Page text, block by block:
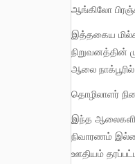
ஆங்கிலோ
இத்தகைய மில்கள் வருவதற்கு முன்பே புதுச்சேரியில் சாயமிடுதலும், ஜவுளி உற்பத்தியும் நடைபெற்ற பாரம்பரியம் உண்டு. டாட்டா
நிறுவனத்தின்
ஆலை
தொழிலாளர்
இந்த ஆலைகளில் தொழிலாளர்கள் கொத்தடிமைகளாக நடத்தப்பட்டார்கள். வேலைக்குப் பாதுகாப்பு இல்லை. விபத்துக்கு உரிய
நிவாரணம்
ஊதியம்